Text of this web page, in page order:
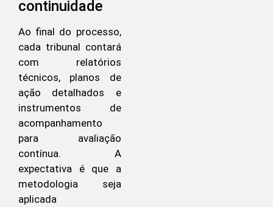
continuidade
Ao final do processo,
cada tribunal contará
com relatórios
técnicos, planos de
ação detalhados e
instrumentos de
acompanhamento
para avaliação
contínua. A
expectativa é que a
metodologia seja
aplicada